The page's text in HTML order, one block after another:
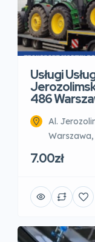
Usługi
486
Al.
7.00zł